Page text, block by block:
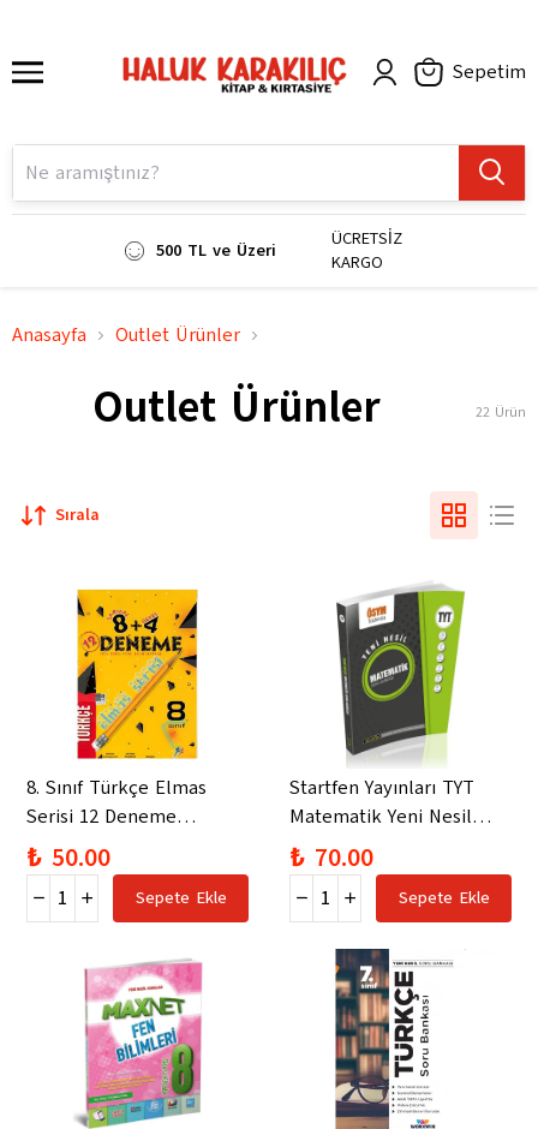
Sepetim
500 TL ve Üzeri
ÜCRETSİZ
KARGO
Anasayfa Outlet Ürünler
Outlet Ürünler 22 Ürün
Sırala
8. Sınıf Türkçe Elmas
Serisi 12 Deneme
Startfen Yayınları
₺ 50.00
Sepete Ekle
Startfen Yayınları TYT
Matematik Yeni Nesil
Soru Bankası
₺ 70.00
Sepete Ekle